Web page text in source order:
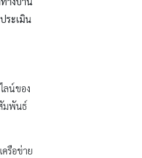
ระเมิน
ลน์ของ
มพันธ์
รือข่าย